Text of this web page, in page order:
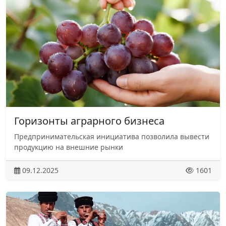
Горизонты аграрного бизнеса
Предпринимательская инициатива позволила вывести
продукцию на внешние рынки
09.12.2025 1601